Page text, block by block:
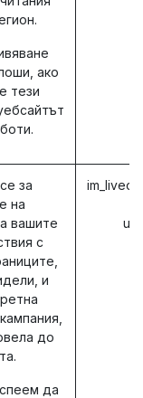
ако
тези
за
на
вашите
с
и
до
да